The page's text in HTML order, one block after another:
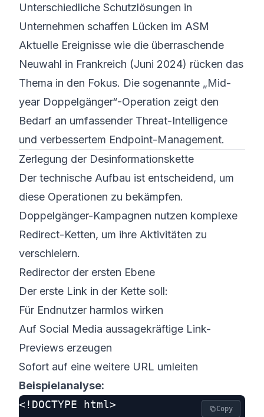
Unterschiedliche Schutzlösungen in
Unternehmen schaffen Lücken im ASM
Aktuelle Ereignisse wie die überraschende
Neuwahl in Frankreich (Juni 2024) rücken das
Thema in den Fokus. Die sogenannte „Mid-
year Doppelgänger“-Operation zeigt den
Bedarf an umfassender Threat-Intelligence
und verbessertem Endpoint-Management.
Zerlegung der Desinformations­kette
Der technische Aufbau ist entscheidend, um
diese Operationen zu bekämpfen.
Doppelgänger-Kampagnen nutzen komplexe
Redirect-Ketten, um ihre Aktivitäten zu
verschleiern.
Redirector der ersten Ebene
Der erste Link in der Kette soll:
Für Endnutzer harmlos wirken
Auf Social Media aussagekräftige Link-
Previews erzeugen
Sofort auf eine weitere URL umleiten
Beispielanalyse:
<!DOCTYPE html>
Copy